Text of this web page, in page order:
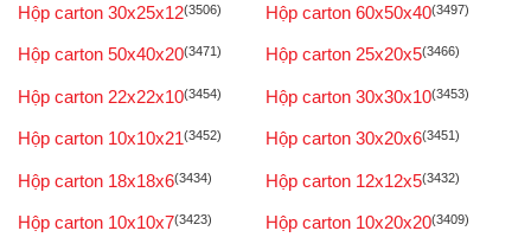
Hộp carton 30x25x12(3506) Hộp carton 60x50x40(3497)
Hộp carton 50x40x20(3471) Hộp carton 25x20x5(3466)
Hộp carton 22x22x10(3454) Hộp carton 30x30x10(3453)
Hộp carton 10x10x21(3452) Hộp carton 30x20x6(3451)
Hộp carton 18x18x6(3434) Hộp carton 12x12x5(3432)
Hộp carton 10x10x7(3423) Hộp carton 10x20x20(3409)